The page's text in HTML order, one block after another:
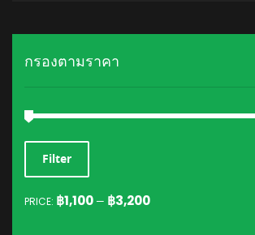
กรองตามราคา
MIN
PRICE
MAX
PRICE
Filter
PRICE: ฿1,100 — ฿3,200